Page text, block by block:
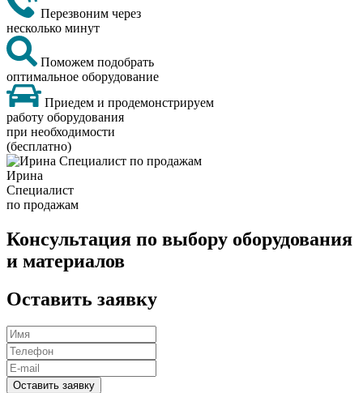
Перезвоним через
несколько минут
Поможем подобрать
оптимальное оборудование
Приедем и продемонстрируем
работу оборудования
при необходимости
(бесплатно)
Ирина
Специалист
по продажам
Консультация по выбору оборудования
и материалов
Оставить заявку
Оставить заявку